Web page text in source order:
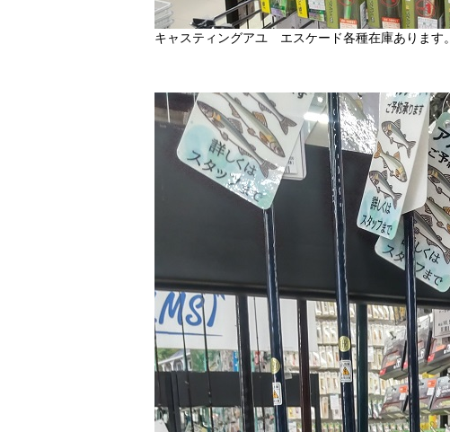
キャスティングアユ エスケード各種在庫あります。